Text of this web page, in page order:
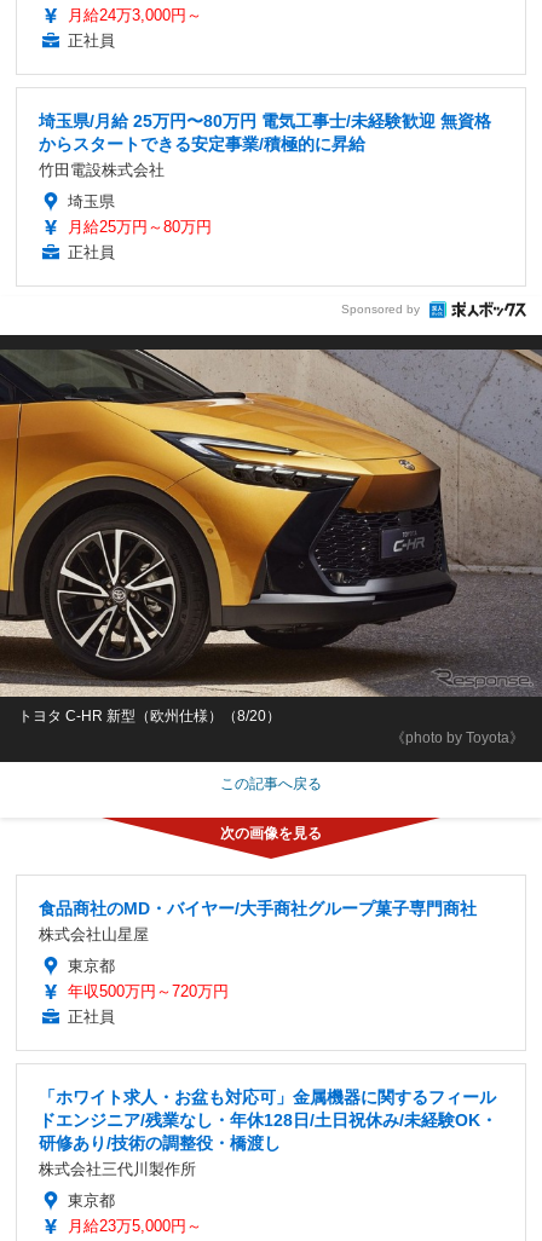
月給24万3,000円～
正社員
埼玉県/月給 25万円〜80万円 電気工事士/未経験歓迎 無資格
からスタートできる安定事業/積極的に昇給
竹田電設株式会社
埼玉県
月給25万円～80万円
正社員
Sponsored by
《photo by Toyota》
トヨタ C-HR 新型（欧州仕様）（8/20）
この記事へ戻る
食品商社のMD・バイヤー/大手商社グループ菓子専門商社
株式会社山星屋
東京都
年収500万円～720万円
正社員
「ホワイト求人・お盆も対応可」金属機器に関するフィール
ドエンジニア/残業なし・年休128日/土日祝休み/未経験OK・
研修あり/技術の調整役・橋渡し
株式会社三代川製作所
東京都
月給23万5,000円～